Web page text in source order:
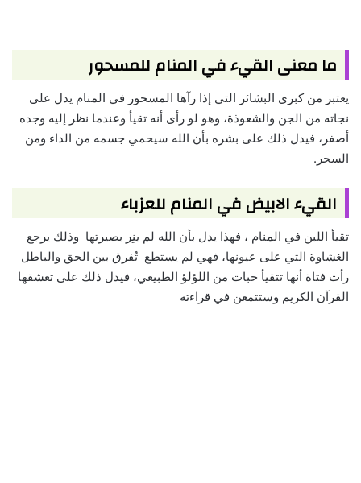
ما معنى القيء في المنام للمسحور
يعتبر من كبرى البشائر التي إذا رآها المسحور في المنام يدل على
نجاته من الجن والشعوذة، وهو لو رأى أنه تقيأ وعندما نظر إليه وجده
أصفر، فيدل ذلك على بشره بأن الله سيحمي جسمه من الداء ومن
السحر.
القيء الابيض في المنام للعزباء
تقيأ اللبن في المنام ، فهذا يدل بأن الله لم ينِر بصيرتها وذلك يرجع
الغشاوة التي على عيونها، فهي لم يستطع تُفرق بين الحق والباطل
رأت فتاة أنها تتقيأ حبات من اللؤلؤ الطبيعي، فيدل ذلك على تعشقها
القرآن الكريم وستتمعن في قراءته